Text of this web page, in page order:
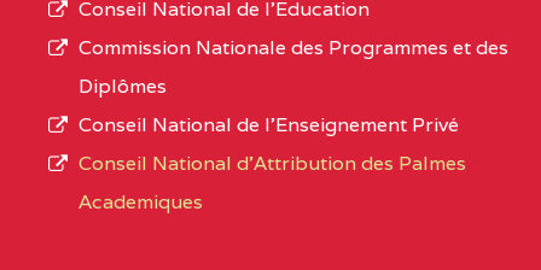
CENTRE
COLLEGE PANAFRICAIN
DE L'EXCELLENCE BP
CENTRE
COLLEGE PRIVE
L’offre
d’éducation
de
Conseil National de l’Education
Commission Nationale des Programmes et des
Diplômes
Conseil National de l’Enseignement Privé
Conseil National d'Attribution des Palmes
Academiques